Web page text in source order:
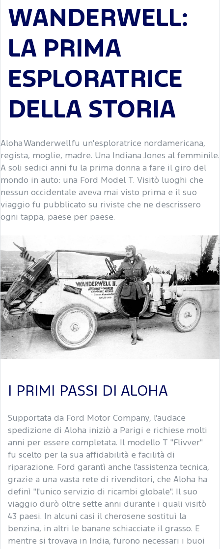
WANDERWELL:
LA PRIMA
ESPLORATRICE
DELLA STORIA
Aloha Wanderwell fu un'esploratrice nordamericana,
regista, moglie, madre. Una Indiana Jones al femminile.
A soli sedici anni fu la prima donna a fare il giro del
mondo in auto: una Ford Model T. Visitò luoghi che
nessun occidentale aveva mai visto prima e il suo
viaggio fu pubblicato su riviste che ne descrissero
ogni tappa, paese per paese.
I PRIMI PASSI DI ALOHA
Supportata da Ford Motor Company, l'audace
spedizione di Aloha iniziò a Parigi e richiese molti
anni per essere completata. Il modello T "Flivver"
fu scelto per la sua affidabilità e facilità di
riparazione. Ford garantì anche l'assistenza tecnica,
grazie a una vasta rete di rivenditori, che Aloha ha
definì "l'unico servizio di ricambi globale". Il suo
viaggio durò oltre sette anni durante i quali visitò
43 paesi. In alcuni casi il cherosene sostituì la
benzina, in altri le banane schiacciate il grasso. E
mentre si trovava in India, furono necessari i buoi